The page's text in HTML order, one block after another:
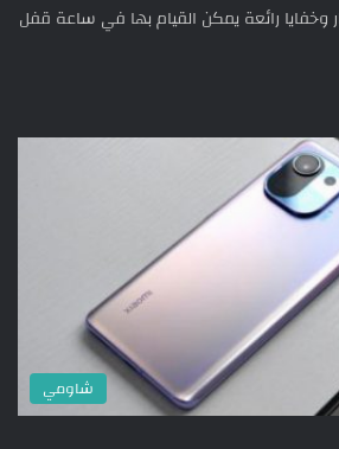
رائعة يمكن القيام بها في ساعة قفل
شاومي